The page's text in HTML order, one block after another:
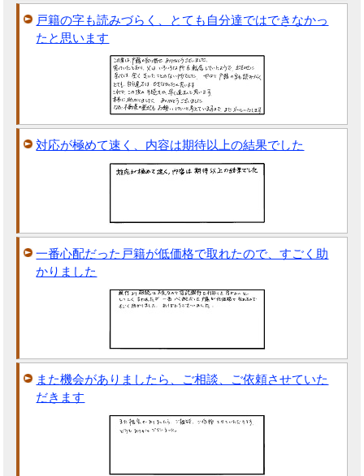
戸籍の字も読みづらく、とても自分達ではできなかっ
たと思います
対応が極めて速く、内容は期待以上の結果でした
一番心配だった戸籍が低価格で取れたので、すごく助
かりました
また機会がありましたら、ご相談、ご依頼させていた
だきます